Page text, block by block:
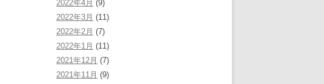
2022年4月 (9)
2022年3月 (11)
2022年2月 (7)
2022年1月 (11)
2021年12月 (7)
2021年11月 (9)